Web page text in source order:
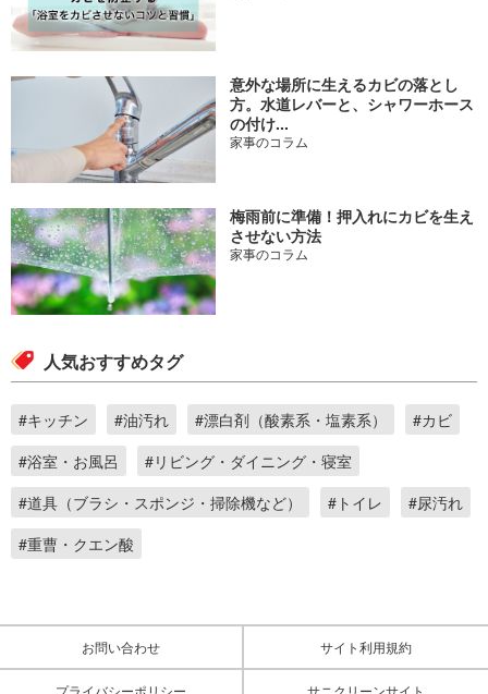
意外な場所に生えるカビの落とし
方。水道レバーと、シャワーホース
の付け...
家事のコラム
梅雨前に準備！押入れにカビを生え
させない方法
家事のコラム
人気おすすめタグ
#キッチン #油汚れ #漂白剤（酸素系・塩素系）
#カビ
#浴室・お風呂
#リビング・ダイニング・寝室
#道具（ブラシ・スポンジ・掃除機など）
#トイレ
#尿汚れ
#重曹・クエン酸
お問い合わせ サイト利用規約
プライバシーポリシー サニクリーンサイト